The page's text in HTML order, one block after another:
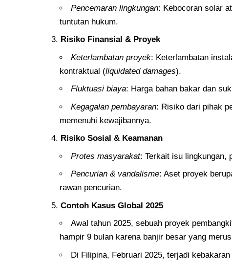
Pencemaran lingkungan: Kebocoran solar
tuntutan hukum.
Risiko Finansial & Proyek
Keterlambatan proyek: Keterlambatan
kontraktual (liquidated damages).
Fluktuasi biaya: Harga bahan bakar dan
Kegagalan pembayaran: Risiko dari pihak
memenuhi kewajibannya.
Risiko Sosial & Keamanan
Protes masyarakat: Terkait isu lingkungan,
Pencurian & vandalisme: Aset proyek
rawan pencurian.
Contoh Kasus Global 2025
Awal tahun 2025, sebuah proyek
hampir 9 bulan karena banjir besar yang
Di Filipina, Februari 2025, terjadi